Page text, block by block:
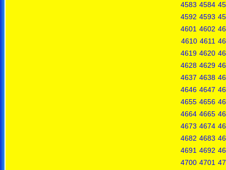
4583 4584
4592 4593
4601 4602
4610 4611
4619 4620
4628 4629
4637 4638
4646 4647
4655 4656
4664 4665
4673 4674
4682 4683
4691 4692
4700 4701